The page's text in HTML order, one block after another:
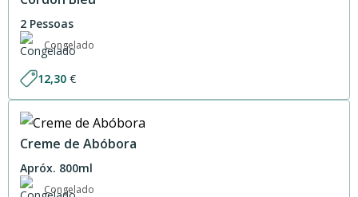
2 Pessoas
Congelado
12,30 €
Creme de Abóbora
Apróx. 800ml
Congelado